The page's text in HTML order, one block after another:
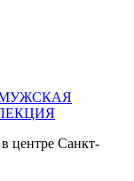
центре Санкт-